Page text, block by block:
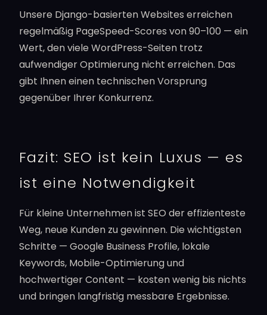
Unsere Django-basierten Websites erreichen
regelmäßig PageSpeed-Scores von 90–100 — ein
Wert, den viele WordPress-Seiten trotz
aufwendiger Optimierung nicht erreichen. Das
gibt Ihnen einen technischen Vorsprung
gegenüber Ihrer Konkurrenz.
Fazit: SEO ist kein Luxus — es
ist eine Notwendigkeit
Für kleine Unternehmen ist SEO der effizienteste
Weg, neue Kunden zu gewinnen. Die wichtigsten
Schritte — Google Business Profile, lokale
Keywords, Mobile-Optimierung und
hochwertiger Content — kosten wenig bis nichts
und bringen langfristig messbare Ergebnisse.